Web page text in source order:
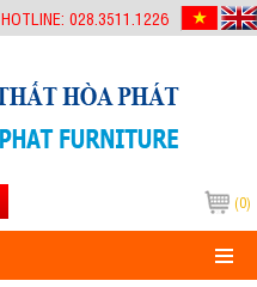
HOTLINE: 028.3511.1226
(0)